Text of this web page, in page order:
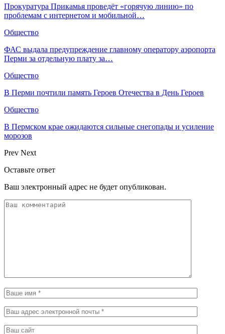
Прокуратура Прикамья проведёт «горячую линию» по
проблемам с интернетом и мобильной…
Общество
ФАС выдала предупреждение главному оператору аэропорта
Перми за отдельную плату за…
Общество
В Перми почтили память Героев Отечества в День Героев
Общество
В Пермском крае ожидаются сильные снегопады и усиление
морозов
Prev Next
Оставьте ответ
Ваш электронный адрес не будет опубликован.